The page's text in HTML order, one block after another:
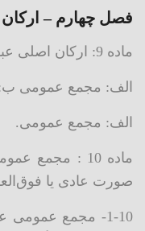
فصل چهارم –
ماده 9: ارکان اصلی عبارتند از:
الف: مجمع عمومی
الف: مجمع عمومی.
ماده 10 :
صورت عادی یا
1-10- مجمع